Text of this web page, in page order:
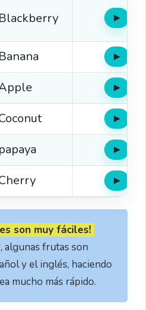
Blackberry ▶Oír
Banana ▶Oír
▶Oír
▶Oír
papaya ▶Oír
▶Oír
algunas frutas son
y el inglés, haciendo
mucho más rápido.